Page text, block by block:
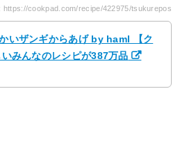
https://cookpad.com/recipe/422975/tsukurepos
いザンギからあげ by haml 【ク
みんなのレシピが387万品